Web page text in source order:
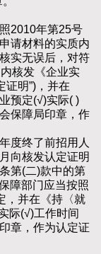
2010年第25号
请材料的实质内
实无误后，对符
核发《企业实
证明”)，并在
预定(√)实际( )
保障局印章，作
终了前招用人
向核发认定证明
第(二)款中的第
障部门应当按照
，并在《持〈就
际(√)工作时间
章，作为认定证